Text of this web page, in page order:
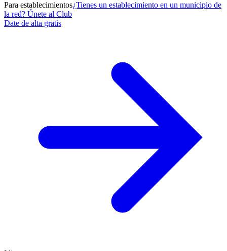
Para establecimientos¿Tienes un establecimiento en un municipio de
la red? Únete al Club
Date de alta gratis